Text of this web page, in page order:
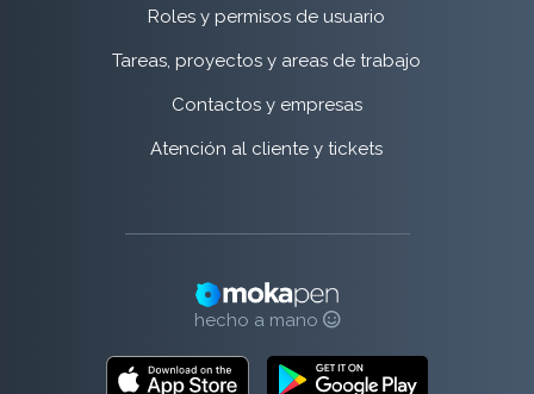
Roles y permisos de usuario
Tareas, proyectos y areas de trabajo
Contactos y empresas
Atención al cliente y tickets
hecho a mano